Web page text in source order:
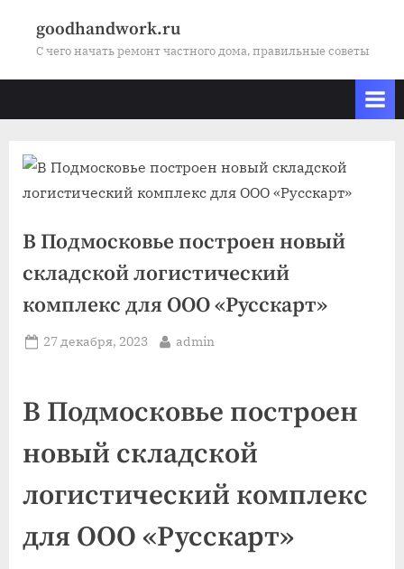
goodhandwork.ru
С чего начать ремонт частного дома, правильные советы
В Подмосковье построен новый
складской логистический
комплекс для ООО «Русскарт»
Posted
27 декабря, 2023 By
admin
В Подмосковье построен
новый складской
логистический комплекс
для ООО «Русскарт»